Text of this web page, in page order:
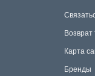
Возврат
Карта
Бренды